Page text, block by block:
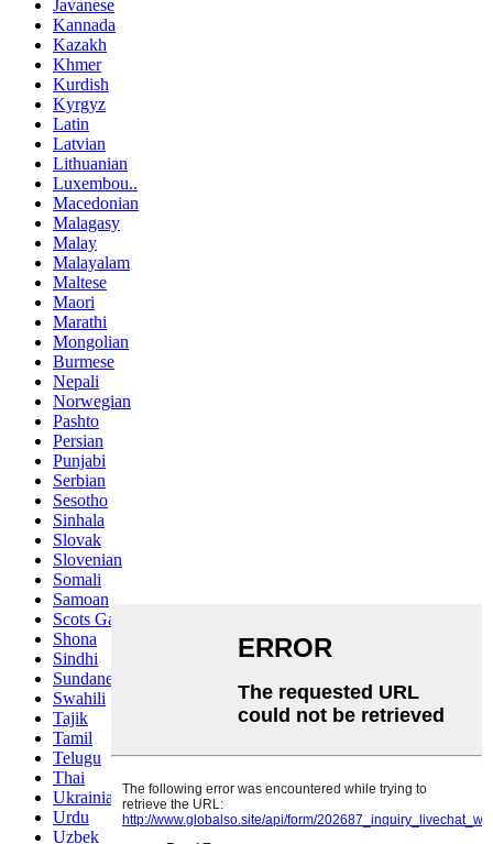
Javanese
Kannada
Kazakh
Khmer
Kurdish
Kyrgyz
Latin
Latvian
Lithuanian
Luxembou..
Macedonian
Malagasy
Malay
Malayalam
Maltese
Maori
Marathi
Mongolian
Burmese
Nepali
Norwegian
Pashto
Persian
Punjabi
Serbian
Sesotho
Sinhala
Slovak
Slovenian
Somali
Samoan
Scots Gaelic
Shona
Sindhi
Sundanese
Swahili
Tajik
Tamil
Telugu
Thai
Ukrainian
Urdu
Uzbek